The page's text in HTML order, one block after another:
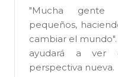
"Mucha gente
pequeños,
cambiar el
ayudará a ver
perspectiva nueva.